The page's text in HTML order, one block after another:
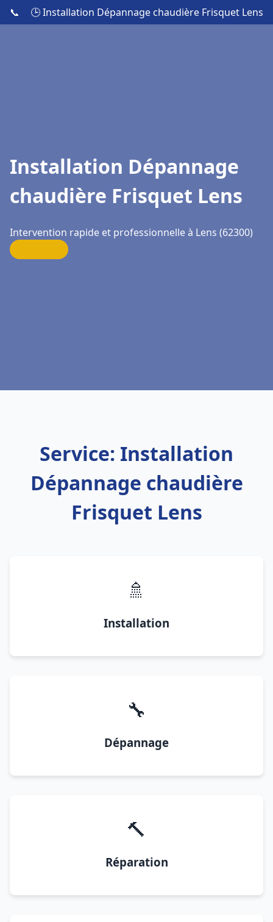
📞 🕒 Installation Dépannage chaudière Frisquet Lens
Installation Dépannage
chaudière Frisquet Lens
Intervention rapide et professionnelle à Lens (62300)
Service: Installation
Dépannage chaudière
Frisquet Lens
🚿
Installation
🔧
Dépannage
🔨
Réparation